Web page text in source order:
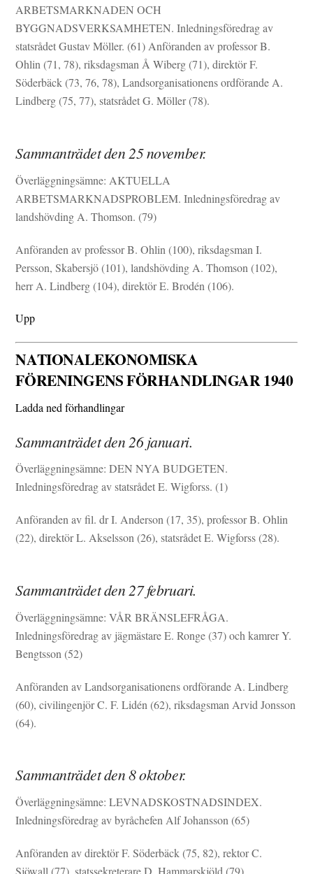
ARBETSMARKNADEN OCH
BYGGNADSVERKSAMHETEN. Inledningsföredrag av
statsrådet Gustav Möller. (61) Anföranden av professor B.
Ohlin (71, 78), riksdagsman Å Wiberg (71), direktör F.
Söderbäck (73, 76, 78), Landsorganisationens ordförande A.
Lindberg (75, 77), statsrådet G. Möller (78).
Sammanträdet den 25 november.
Överläggningsämne: AKTUELLA
ARBETSMARKNADSPROBLEM. Inledningsföredrag av
landshövding A. Thomson. (79)
Anföranden av professor B. Ohlin (100), riksdagsman I.
Persson, Skabersjö (101), landshövding A. Thomson (102),
herr A. Lindberg (104), direktör E. Brodén (106).
Upp
NATIONALEKONOMISKA
FÖRENINGENS FÖRHANDLINGAR 1940
Ladda ned förhandlingar
Sammanträdet den 26 januari.
Överläggningsämne: DEN NYA BUDGETEN.
Inledningsföredrag av statsrådet E. Wigforss. (1)
Anföranden av fil. dr I. Anderson (17, 35), professor B. Ohlin
(22), direktör L. Akselsson (26), statsrådet E. Wigforss (28).
Sammanträdet den 27 februari.
Överläggningsämne: VÅR BRÄNSLEFRÅGA.
Inledningsföredrag av jägmästare E. Ronge (37) och kamrer Y.
Bengtsson (52)
Anföranden av Landsorganisationens ordförande A. Lindberg
(60), civilingenjör C. F. Lidén (62), riksdagsman Arvid Jonsson
(64).
Sammanträdet den 8 oktober.
Överläggningsämne: LEVNADSKOSTNADSINDEX.
Inledningsföredrag av byråchefen Alf Johansson (65)
Anföranden av direktör F. Söderbäck (75, 82), rektor C.
Sjöwall (77), statssekreterare D. Hammarskjöld (79),